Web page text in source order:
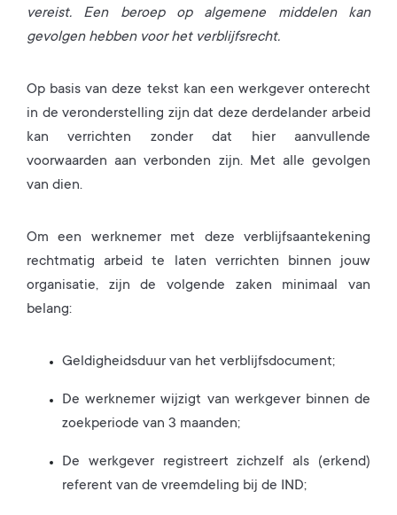
vereist. Een beroep op algemene middelen kan
gevolgen hebben voor het verblijfsrecht.
Op basis van deze tekst kan een werkgever onterecht
in de veronderstelling zijn dat deze derdelander arbeid
kan verrichten zonder dat hier aanvullende
voorwaarden aan verbonden zijn. Met alle gevolgen
van dien.
Om een werknemer met deze verblijfsaantekening
rechtmatig arbeid te laten verrichten binnen jouw
organisatie, zijn de volgende zaken minimaal van
belang:
Geldigheidsduur van het verblijfsdocument;
De werknemer wijzigt van werkgever binnen de
zoekperiode van 3 maanden;
De werkgever registreert zichzelf als (erkend)
referent van de vreemdeling bij de IND;